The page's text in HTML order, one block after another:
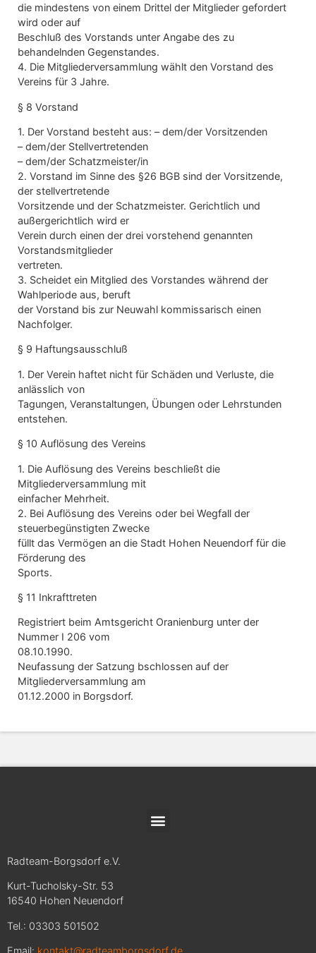
die mindestens von einem Drittel der Mitglieder gefordert
wird oder auf
Beschluß des Vorstands unter Angabe des zu
behandelnden Gegenstandes.
4. Die Mitgliederversammlung wählt den Vorstand des
Vereins für 3 Jahre.
§ 8 Vorstand
1. Der Vorstand besteht aus: – dem/der Vorsitzenden
– dem/der Stellvertretenden
– dem/der Schatzmeister/in
2. Vorstand im Sinne des §26 BGB sind der Vorsitzende,
der stellvertretende
Vorsitzende und der Schatzmeister. Gerichtlich und
außergerichtlich wird er
Verein durch einen der drei vorstehend genannten
Vorstandsmitglieder
vertreten.
3. Scheidet ein Mitglied des Vorstandes während der
Wahlperiode aus, beruft
der Vorstand bis zur Neuwahl kommissarisch einen
Nachfolger.
§ 9 Haftungsausschluß
1. Der Verein haftet nicht für Schäden und Verluste, die
anlässlich von
Tagungen, Veranstaltungen, Übungen oder Lehrstunden
entstehen.
§ 10 Auflösung des Vereins
1. Die Auflösung des Vereins beschließt die
Mitgliederversammlung mit
einfacher Mehrheit.
2. Bei Auflösung des Vereins oder bei Wegfall der
steuerbegünstigten Zwecke
füllt das Vermögen an die Stadt Hohen Neuendorf für die
Förderung des
Sports.
§ 11 Inkrafttreten
Registriert beim Amtsgericht Oranienburg unter der
Nummer I 206 vom
08.10.1990.
Neufassung der Satzung bschlossen auf der
Mitgliederversammlung am
01.12.2000 in Borgsdorf.
Radteam-Borgsdorf e.V.
Kurt-Tucholsky-Str. 53
16540 Hohen Neuendorf
Tel.: 03303 501502
Email: kontakt@radteamborgsdorf.de